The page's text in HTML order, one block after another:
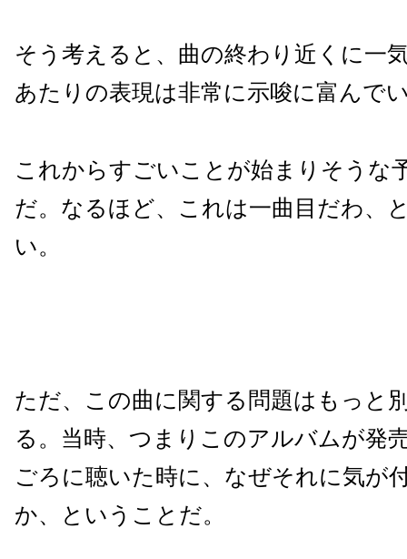
そう考えると、曲の終わり近くに一
あたりの表現は非常に示唆に富んで
これからすごいことが始まりそうな
だ。なるほど、これは一曲目だわ、
い。
ただ、この曲に関する問題はもっと
る。当時、つまりこのアルバムが発
ごろに聴いた時に、なぜそれに気が
か、ということだ。